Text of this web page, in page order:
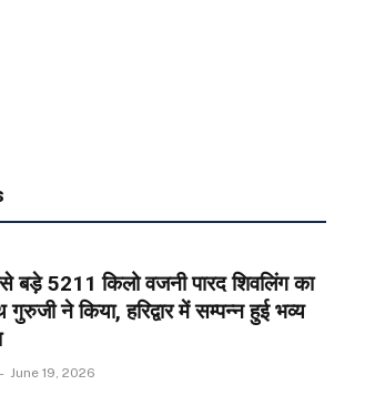
बड़े 5211 किलो वजनी पारद शिवलिंग का
गुरुजी ने किया, हरिद्वार में सम्पन्न हुई भव्य
June 19, 2026